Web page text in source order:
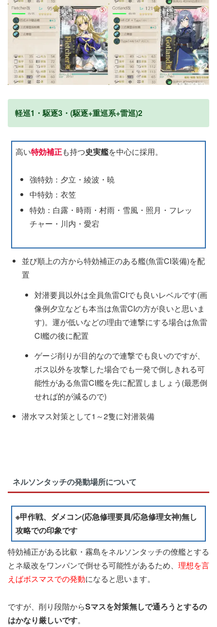
軽巡1・駆逐3・(駆逐+重巡系+雷巡)2
高い特効補正も持つ史実艦を中心に採用。
強特効：夕立・綾波・暁
中特効：衣笠
特効：白露・時雨・村雨・雪風・照月・フレッ
チャー・川内・愛宕
並び順上の方から特効補正のある艦(魚雷CI装備)を配
置
対潜要員以外は全員魚雷CIでも良いレベルです(画
像例夕立なども本当は魚雷CIの方が良いと思いま
す)。運が低いなどの理由で連撃にする場合は魚雷
CI艦の後に配置
ゲージ削りが目的なので連撃でも良いのですが、
ボス以外を攻撃した場合でも一発で倒しきれる可
能性がある魚雷CI艦を先に配置しましょう(最悪倒
せれば的が減るので)
潜水マス対策として1～2隻に対潜装備
ネルソンタッチの発動場所について
※甲作戦、ダメコン(応急修理要員/応急修理女神)無し
攻略での印象です
特効補正がある比叡・霧島をネルソンタッチの僚艦とする
とネ級改をワンパンで倒せる可能性があるため、 理想を言
えばボスマスでの発動になると思います。
ですが、削り段階からSマスを対策無しで通ろうとするの
はかなり厳しいです。